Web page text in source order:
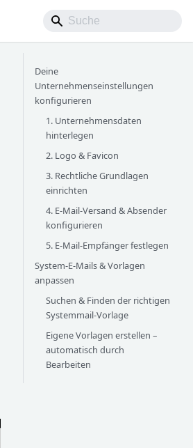
Deine
Unternehmenseinstellungen
konfigurieren
1. Unternehmensdaten
hinterlegen
2. Logo & Favicon
3. Rechtliche Grundlagen
einrichten
4. E-Mail-Versand & Absender
konfigurieren
5. E-Mail-Empfänger festlegen
System-E-Mails & Vorlagen
anpassen
Suchen & Finden der richtigen
Systemmail-Vorlage
Eigene Vorlagen erstellen –
automatisch durch
Bearbeiten